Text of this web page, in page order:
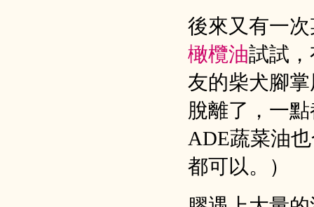
後來又有一
橄欖油試試
友的柴犬腳
脫離了，一
ADE蔬菜油
都可以。）